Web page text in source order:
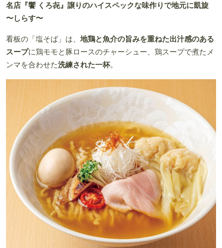
名店『饗 くろ㐂』譲りのハイスペックな味作りで地元に凱旋
〜しらす〜
看板の「塩そば」は、 地鶏と魚介の旨みを重ねた出汁感のある
スープに鶏モモと豚ロースのチャーシュー、鶏スープで煮たメ
ンマを合わせた洗練された一杯。